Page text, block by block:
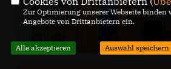
Zur Optimierung unserer Webseite binden
Angebote von Drittanbietern ein.
Alle akzeptieren Auswahl speichern